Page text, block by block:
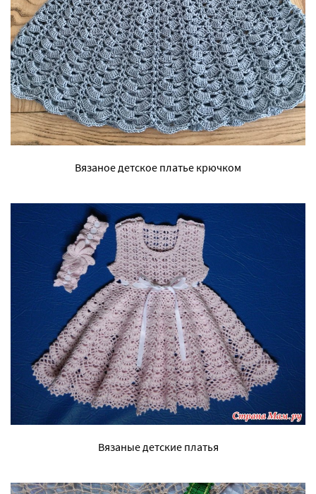
Вязаное детское платье крючком
Вязаные детские платья